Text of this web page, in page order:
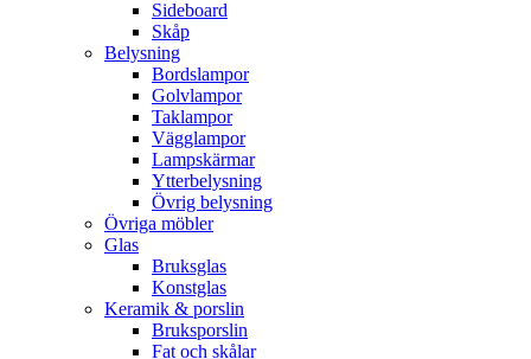
Sideboard
Skåp
Belysning
Bordslampor
Golvlampor
Taklampor
Vägglampor
Lampskärmar
Ytterbelysning
Övrig belysning
Övriga möbler
Glas
Bruksglas
Konstglas
Keramik & porslin
Bruksporslin
Fat och skålar